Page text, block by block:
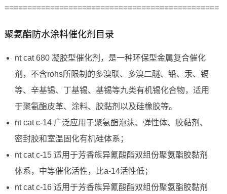
===============================================
聚氨酯防水涂料催化剂目录
nt cat 680 凝胶型催化剂，是一种环保型金属复合催化
剂，不含rohs所限制的多溴联、多溴二醚、铅、汞、镉
等、辛基锡、丁基锡、基锡等九类有机锡化合物，适用
于聚氨酯皮革、涂料、胶黏剂以及硅橡胶等。
nt cat c-14 广泛应用于聚氨酯泡沫、弹性体、胶黏剂、
密封胶和室温固化有机硅体系；
nt cat c-15 适用于芳香族异氰酸酯双组份聚氨酯胶黏剂
体系，中等催化活性，比a-14活性低；
nt cat c-16 适用于芳香族异氰酸酯双组份聚氨酯胶黏剂